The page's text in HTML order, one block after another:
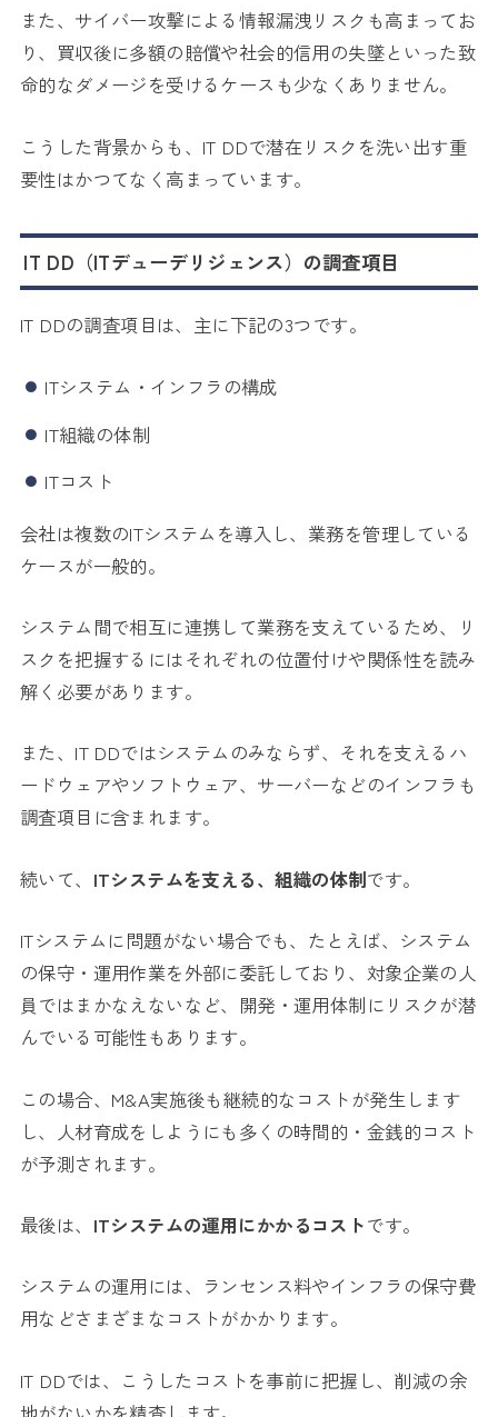
また、サイバー攻撃による情報漏洩リスクも高まってお
り、買収後に多額の賠償や社会的信用の失墜といった致
命的なダメージを受けるケースも少なくありません。
こうした背景からも、IT DDで潜在リスクを洗い出す重
要性はかつてなく高まっています。
IT DD（ITデューデリジェンス）の調査項目
IT DDの調査項目は、主に下記の3つです。
ITシステム・インフラの構成
IT組織の体制
ITコスト
会社は複数のITシステムを導入し、業務を管理している
ケースが一般的。
システム間で相互に連携して業務を支えているため、リ
スクを把握するにはそれぞれの位置付けや関係性を読み
解く必要があります。
また、IT DDではシステムのみならず、それを支えるハ
ードウェアやソフトウェア、サーバーなどのインフラも
調査項目に含まれます。
続いて、 ITシステムを支える、組織の体制です。
ITシステムに問題がない場合でも、たとえば、システム
の保守・運用作業を外部に委託しており、対象企業の人
員ではまかなえないなど、開発・運用体制にリスクが潜
んでいる可能性もあります。
この場合、M&A実施後も継続的なコストが発生します
し、人材育成をしようにも多くの時間的・金銭的コスト
が予測されます。
最後は、 ITシステムの運用にかかるコストです。
システムの運用には、ランセンス料やインフラの保守費
用などさまざまなコストがかかります。
IT DDでは、こうしたコストを事前に把握し、削減の余